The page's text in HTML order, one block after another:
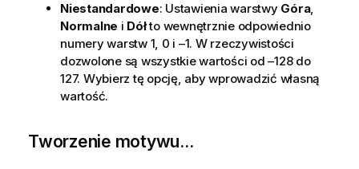
Niestandardowe: Ustawienia warstwy Góra,
Normalne i Dółto wewnętrznie odpowiednio
numery warstw 1, 0 i –1. W rzeczywistości
dozwolone są wszystkie wartości od –128 do
127. Wybierz tę opcję, aby wprowadzić własną
wartość.
Tworzenie motywu...